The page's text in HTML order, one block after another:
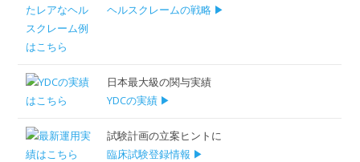
ヘルスクレームの戦略 ▶
日本最大級の関与実績
YDCの実績 ▶
試験計画の立案ヒントに
臨床試験登録情報 ▶